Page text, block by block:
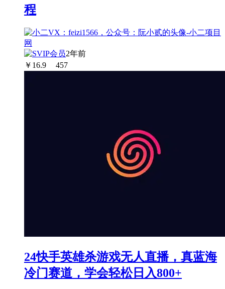
程
2年前
￥ 16.9 457
24快手英雄杀游戏无人直播，真蓝海
冷门赛道，学会轻松日入800+